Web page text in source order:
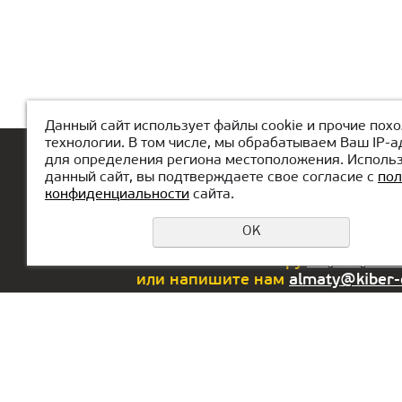
Басты КиберМектеп туралы
Еcли у вас возникли вопросы
позвоните по номеру
или напишите нам
Данный сайт использует файлы cookie и прочие
технологии. В том числе, мы обрабатываем Ваш IP-
для определения региона местоположения.
данный сайт, вы подтверждаете свое согласие с
конфиденциальности сайта.
OK